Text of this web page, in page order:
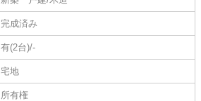
完成済み
有(2台)/-
宅地
所有権